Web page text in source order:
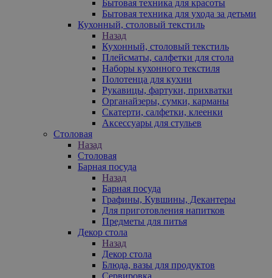
Бытовая техника для красоты
Бытовая техника для ухода за детьми
Кухонный, столовый текстиль
Назад
Кухонный, столовый текстиль
Плейсматы, салфетки для стола
Наборы кухонного текстиля
Полотенца для кухни
Рукавицы, фартуки, прихватки
Органайзеры, сумки, карманы
Скатерти, салфетки, клеенки
Аксессуары для стульев
Столовая
Назад
Столовая
Барная посуда
Назад
Барная посуда
Графины, Кувшины, Декантеры
Для приготовления напитков
Предметы для питья
Декор стола
Назад
Декор стола
Блюда, вазы для продуктов
Сервировка